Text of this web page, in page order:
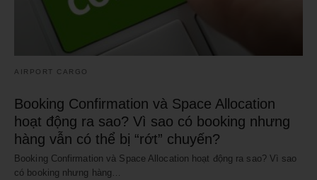
AIRPORT CARGO
Booking Confirmation và Space Allocation
hoạt động ra sao? Vì sao có booking nhưng
hàng vẫn có thể bị “rớt” chuyến?
Booking Confirmation và Space Allocation hoạt động ra sao? Vì sao
có booking nhưng hàng…